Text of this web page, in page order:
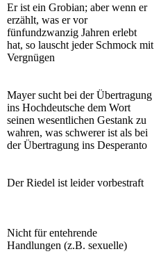
Er ist ein Grobian; aber wenn er
erzählt, was er vor
fünfundzwanzig Jahren erlebt
hat, so lauscht jeder Schmock mit
Vergnügen
Mayer sucht bei der Übertragung
ins Hochdeutsche dem Wort
seinen wesentlichen Gestank zu
wahren, was schwerer ist als bei
der Übertragung ins Desperanto
Der Riedel ist leider vorbestraft
Nicht für entehrende
Handlungen (z.B. sexuelle)